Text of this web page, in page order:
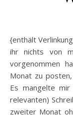
{enthält Verlinkungen/ unbeauftragte Werbung} Lange habt
ihr nichts von
vorgenommen
Monat zu
Es mangelte
relevanten)
zweiter Monat